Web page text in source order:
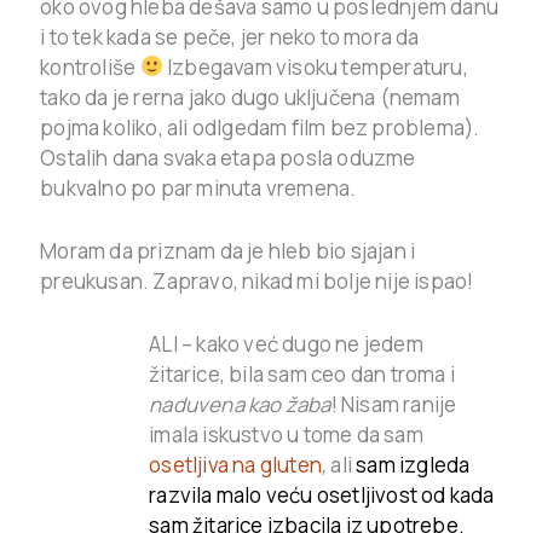
oko ovog hleba dešava samo u poslednjem danu
i to tek kada se peče, jer neko to mora da
kontroliše
Izbegavam visoku temperaturu,
tako da je rerna jako dugo uključena (nemam
pojma koliko, ali odlgedam film bez problema).
Ostalih dana svaka etapa posla oduzme
bukvalno po par minuta vremena.
Moram da priznam da je hleb bio sjajan i
preukusan. Zapravo, nikad mi bolje nije ispao!
ALI – kako već dugo ne jedem
žitarice, bila sam ceo dan troma i
naduvena kao žaba! Nisam ranije
imala iskustvo u tome da sam
osetljiva na gluten, alisam izgleda
razvila malo veću osetljivost od kada
sam žitarice izbacila iz upotrebe.